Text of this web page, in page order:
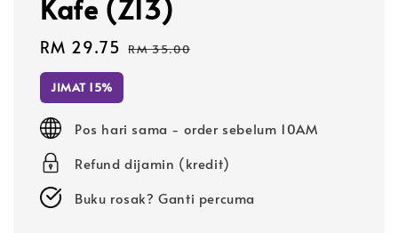
Kafe (Z13)
Sale
price
RM 29.75 Regular
RM 35.00
JIMAT 15%
Pos hari sama - order sebelum 10AM
Refund dijamin (kredit)
Buku rosak? Ganti percuma